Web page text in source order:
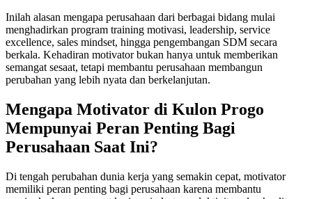
Inilah alasan mengapa perusahaan dari berbagai bidang mulai
menghadirkan program training motivasi, leadership, service
excellence, sales mindset, hingga pengembangan SDM secara
berkala. Kehadiran motivator bukan hanya untuk memberikan
semangat sesaat, tetapi membantu perusahaan membangun
perubahan yang lebih nyata dan berkelanjutan.
Mengapa Motivator di Kulon Progo
Mempunyai Peran Penting Bagi
Perusahaan Saat Ini?
Di tengah perubahan dunia kerja yang semakin cepat, motivator
memiliki peran penting bagi perusahaan karena membantu